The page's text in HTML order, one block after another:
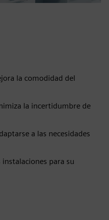
la comodidad del
la incertidumbre de
a las necesidades
instalaciones para su